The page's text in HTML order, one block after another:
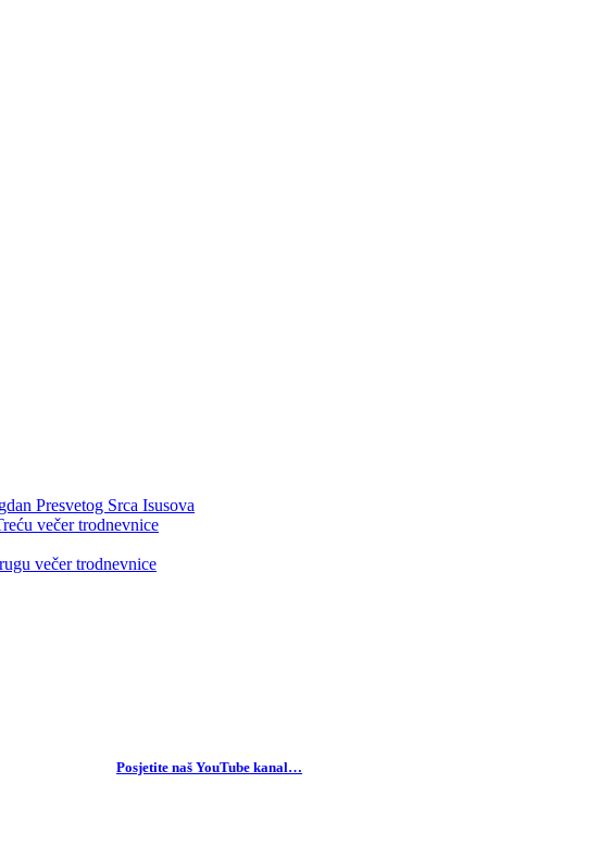
Presvetog Srca Isusova
večer trodnevnice
večer trodnevnice
Posjetite naš YouTube kanal…